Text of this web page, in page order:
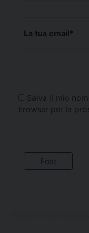
La tua email*
Salva il mio
browser per la